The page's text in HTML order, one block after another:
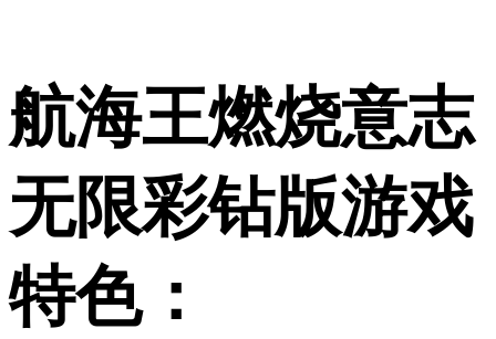
航海王燃烧意志
无限彩钻版游戏
特色：